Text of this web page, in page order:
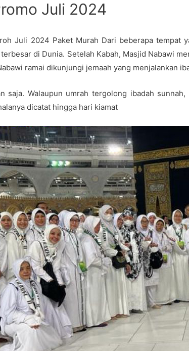
Juli 2024
Juli 2024 Paket Murah Dari beberapa tempat
di Dunia. Setelah Kabah, Masjid Nabawi
ramai dikunjungi jemaah yang menjalankan
saja. Walaupun umrah tergolong ibadah
dicatat hingga hari kiamat